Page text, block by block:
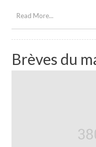
Read More...
Brèves du